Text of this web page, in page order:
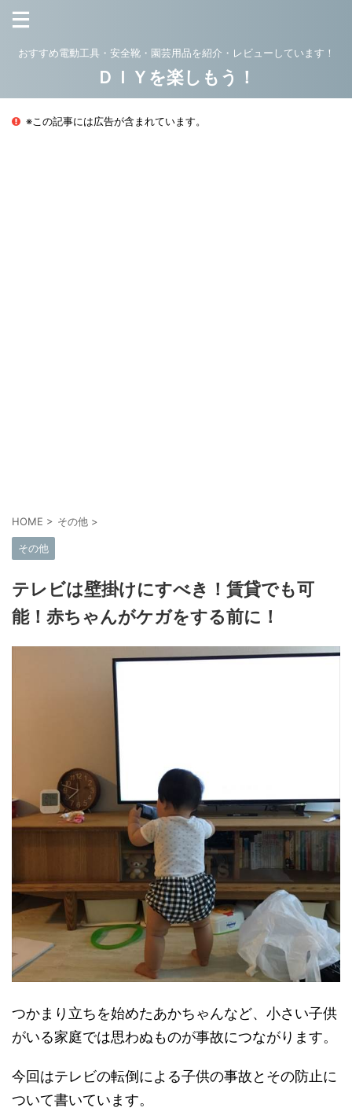
おすすめ電動工具・安全靴・園芸用品を紹介・レビューしています！
ＤＩＹを楽しもう！
※この記事には広告が含まれています。
HOME > その他 >
その他
テレビは壁掛けにすべき！賃貸でも可
能！赤ちゃんがケガをする前に！
つかまり立ちを始めたあかちゃんなど、小さい子供
がいる家庭では思わぬものが事故につながります。
今回はテレビの転倒による子供の事故とその防止に
ついて書いています。